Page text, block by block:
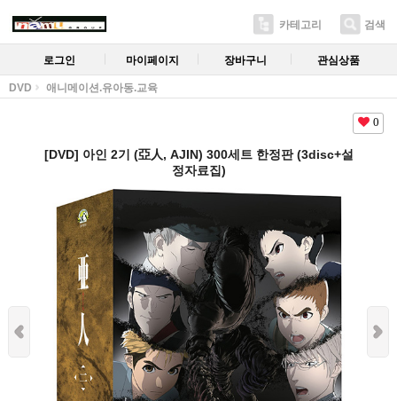
카테고리 검색
로그인 마이페이지 장바구니 관심상품
DVD 애니메이션.유아동.교육
0
[DVD] 아인 2기 (亞人, AJIN) 300세트 한정판 (3disc+설
정자료집)